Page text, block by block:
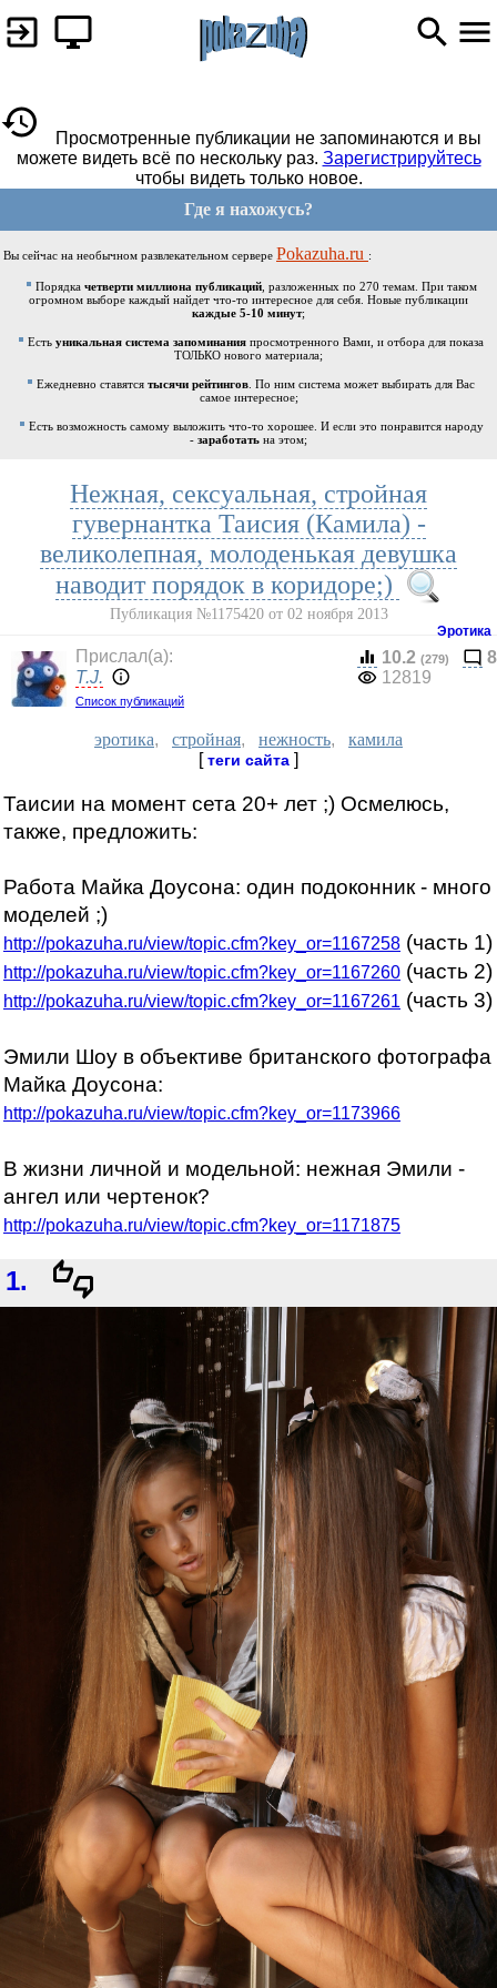
Просмотренные публикации не запоминаются и вы
можете видеть всё по нескольку раз. Зарегистрируйтесь
чтобы видеть только новое.
Где я нахожусь?
Вы сейчас на необычном развлекательном сервере Pokazuha.ru :
Порядка четверти миллиона публикаций, разложенных по 270 темам. При таком
огромном выборе каждый найдет что-то интересное для себя. Новые публикации
каждые 5-10 минут;
Есть уникальная система запоминания просмотренного Вами, и отбора для показа
ТОЛЬКО нового материала;
Ежедневно ставятся тысячи рейтингов . По ним система может выбирать для Вас
самое интересное;
Есть возможность самому выложить что-то хорошее. И если это понравится народу
- заработать на этом;
Нежная, сексуальная, стройная
гувернантка Таисия (Камила) -
великолепная, молоденькая девушка
наводит порядок в коридоре;)
Публикация №1175420 от 02 ноября 2013
Эротика
Прислал(a):
T.J.
Список публикаций
10.2 (279)
8
12819
эротика, стройная, нежность, камила
[теги сайта ]
Таисии на момент сета 20+ лет ;) Осмелюсь,
также, предложить:
Работа Майка Доусона: один подоконник - много
моделей ;)
http://pokazuha.ru/view/topic.cfm?key_or=1167258 (часть 1)
http://pokazuha.ru/view/topic.cfm?key_or=1167260 (часть 2)
http://pokazuha.ru/view/topic.cfm?key_or=1167261 (часть 3)
Эмили Шоу в объективе британского фотографа
Майка Доусона:
http://pokazuha.ru/view/topic.cfm?key_or=1173966
В жизни личной и модельной: нежная Эмили -
ангел или чертенок?
http://pokazuha.ru/view/topic.cfm?key_or=1171875
1.